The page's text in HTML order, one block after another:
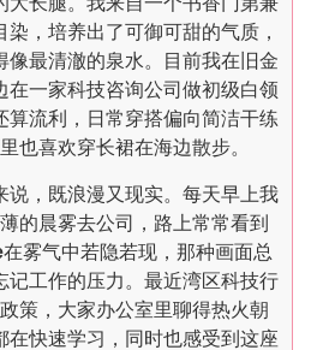
，培养出了可御可甜的气质，
像最清澈的泉水。目前我在旧金
在一家科技咨询公司做初级白领
算流利，日常穿搭偏向简洁干练
也喜欢穿长裙在海边散步。
说，既浪漫又现实。每天早上我
的晨雾去公司，路上常常看到
在雾气中若隐若现，那种画面总
记工作的压力。最近湾区科技行
策，大家办公室里聊得热火朝
在快速学习，同时也感受到这座